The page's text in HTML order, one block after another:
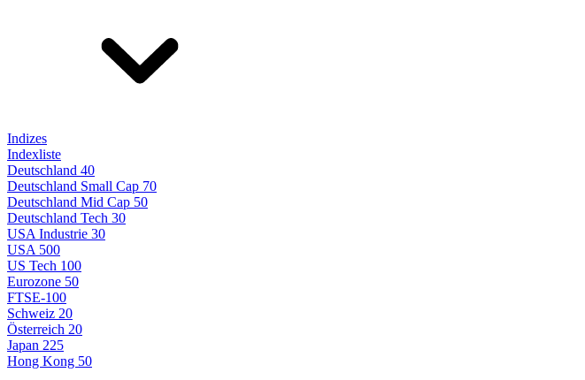
Indizes
Indexliste
Deutschland 40
Deutschland Small Cap 70
Deutschland Mid Cap 50
Deutschland Tech 30
USA Industrie 30
USA 500
US Tech 100
Eurozone 50
FTSE-100
Schweiz 20
Österreich 20
Japan 225
Hong Kong 50